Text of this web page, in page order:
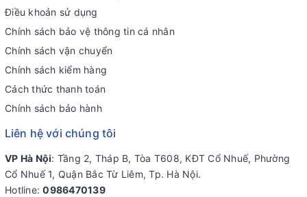
Điều khoản sử dụng
Chính sách bảo vệ thông tin cá nhân
Chính sách vận chuyển
Chính sách kiểm hàng
Cách thức thanh toán
Chính sách bảo hành
Liên hệ với chúng tôi
VP Hà Nội: Tầng 2, Tháp B, Tòa T608, KĐT Cổ Nhuế, Phường
Cổ Nhuế 1, Quận Bắc Từ Liêm, Tp. Hà Nội.
Hotline:0986470139